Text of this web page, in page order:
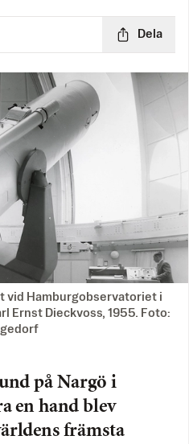
Dela
vid Hamburgobservatoriet i
Ernst Dieckvoss, 1955. Foto:
på Nargö i
en hand blev
främsta